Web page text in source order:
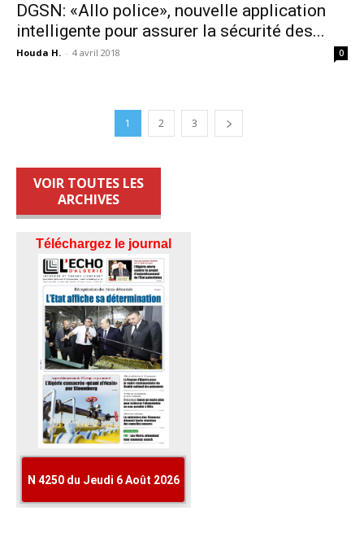
DGSN: «Allo police», nouvelle application
intelligente pour assurer la sécurité des...
Houda H. - 4 avril 2018 0
1 2 3
VOIR TOUTES LES
ARCHIVES